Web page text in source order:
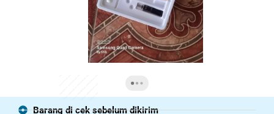
Barang di cek sebelum dikirim